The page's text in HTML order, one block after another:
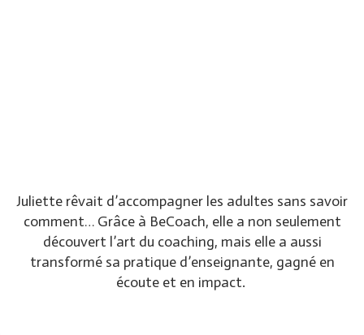
Juliette rêvait d’accompagner les adultes sans savoir
comment… Grâce à BeCoach, elle a non seulement
découvert l’art du coaching, mais elle a aussi
transformé sa pratique d’enseignante, gagné en
écoute et en impact.